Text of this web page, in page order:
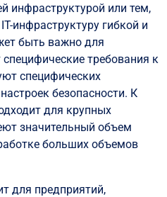
инфраструктурой или тем,
инфраструктуру гибкой и
быть важно для
требования к
специфических
безопасности. К
для крупных
значительный объем
больших объемов
для предприятий,